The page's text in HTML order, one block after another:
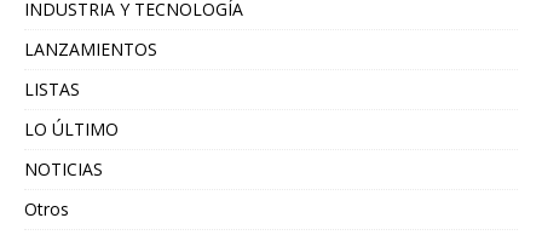
INDUSTRIA Y TECNOLOGÍA
LANZAMIENTOS
LISTAS
LO ÚLTIMO
NOTICIAS
Otros